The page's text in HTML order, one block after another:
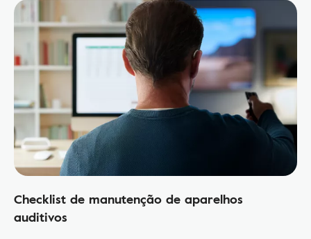
Checklist de manutenção de aparelhos
auditivos